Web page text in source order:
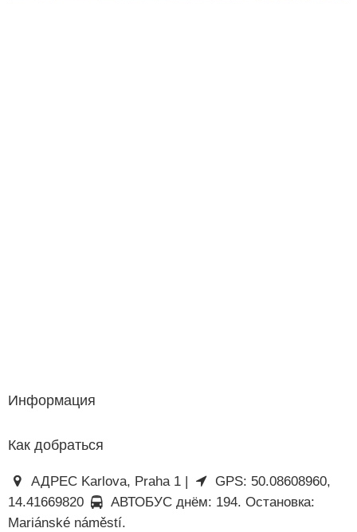
Информация
Как добраться
АДРЕС Karlova, Praha 1 |
GPS: 50.08608960,
14.41669820
АВТОБУС днём: 194. Остановка:
Mariánské náměstí.